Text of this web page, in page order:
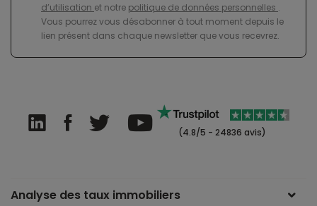
d’utilisation et notre politique de données personnelles .
Vous pourrez vous désabonner à tout moment depuis le
lien présent dans chaque newsletter que vous recevrez.
(4.8/5 - 24836 avis)
Analyse des taux immobiliers